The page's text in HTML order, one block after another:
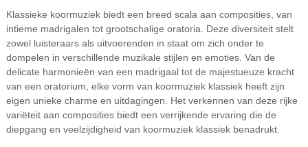
Klassieke koormuziek biedt een breed scala aan composities, van
intieme madrigalen tot grootschalige oratoria. Deze diversiteit stelt
zowel luisteraars als uitvoerenden in staat om zich onder te
dompelen in verschillende muzikale stijlen en emoties. Van de
delicate harmonieën van een madrigaal tot de majestueuze kracht
van een oratorium, elke vorm van koormuziek klassiek heeft zijn
eigen unieke charme en uitdagingen. Het verkennen van deze rijke
variëteit aan composities biedt een verrijkende ervaring die de
diepgang en veelzijdigheid van koormuziek klassiek benadrukt.